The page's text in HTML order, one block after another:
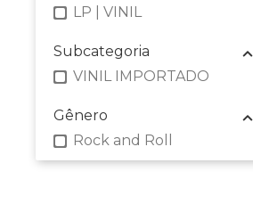
LP | VINIL
Subcategoria
VINIL IMPORTADO
Gênero
Rock and Roll